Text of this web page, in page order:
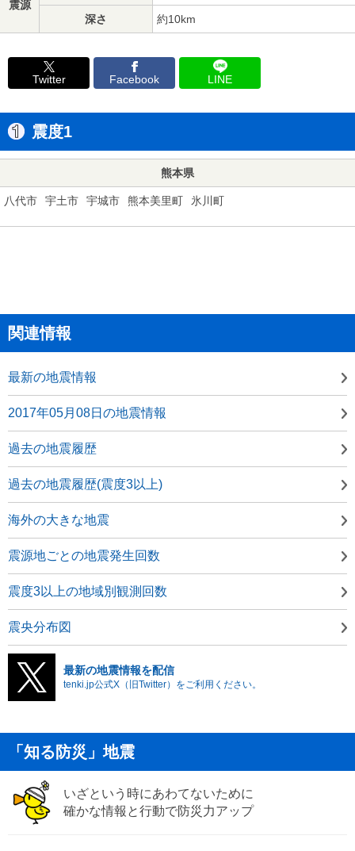
震源
深さ 約10km
Twitter Facebook LINE
震度1
熊本県
八代市 宇土市 宇城市 熊本美里町 氷川町
関連情報
最新の地震情報
2017年05月08日の地震情報
過去の地震履歴
過去の地震履歴(震度3以上)
海外の大きな地震
震源地ごとの地震発生回数
震度3以上の地域別観測回数
震央分布図
最新の地震情報を配信
tenki.jp公式X（旧Twitter）をご利用ください。
「知る防災」地震
いざという時にあわてないために
確かな情報と行動で防災力アップ